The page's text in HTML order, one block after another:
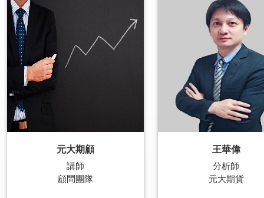
元大期顧
講師
顧問團隊
王華偉
分析師
元大期貨